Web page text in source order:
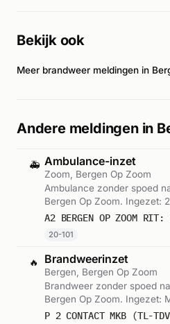
eenheden waren intensief
Bekijk ook
Meer brandweer meldingen in
Andere meldingen in
🚑 Ambulance-inzet
Zoom, Bergen Op Zoom
Ambulance zonder spoed
Bergen Op Zoom. Ingezet:
07:48.
20-101
🔥 Brandweerinzet
Bergen, Bergen Op Zoom
Brandweer zonder spoed
Bergen Op Zoom. Ingezet:
Brandweer. Gemeld om